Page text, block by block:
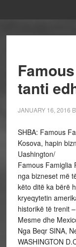
tanti
JANUARY 16, 2016
SHBA: Famous
Kosova, hapin
Uashington/
Famous Famiglia
nga bizneset më
këto ditë ka bërë
kryeqytetin
historikë të trenit
Mesme dhe
Nga Beqr SINA,
WASHINGTON